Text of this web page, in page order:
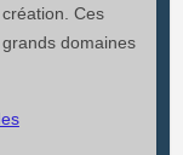
Ces
domaines